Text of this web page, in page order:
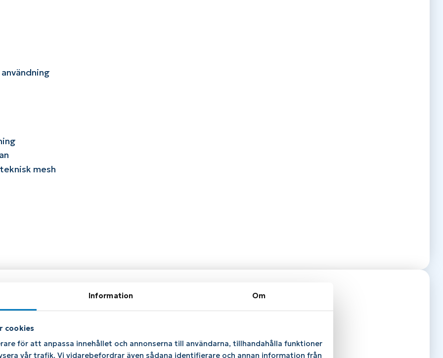
Information Om
cookies
för att anpassa innehållet och annonserna till användarna, tillhandahålla funktioner
vår trafik. Vi vidarebefordrar även sådana identifierare och annan information från
mesh
US 8, US 8,5, US 9, US 9,5, US 10, US 10,5